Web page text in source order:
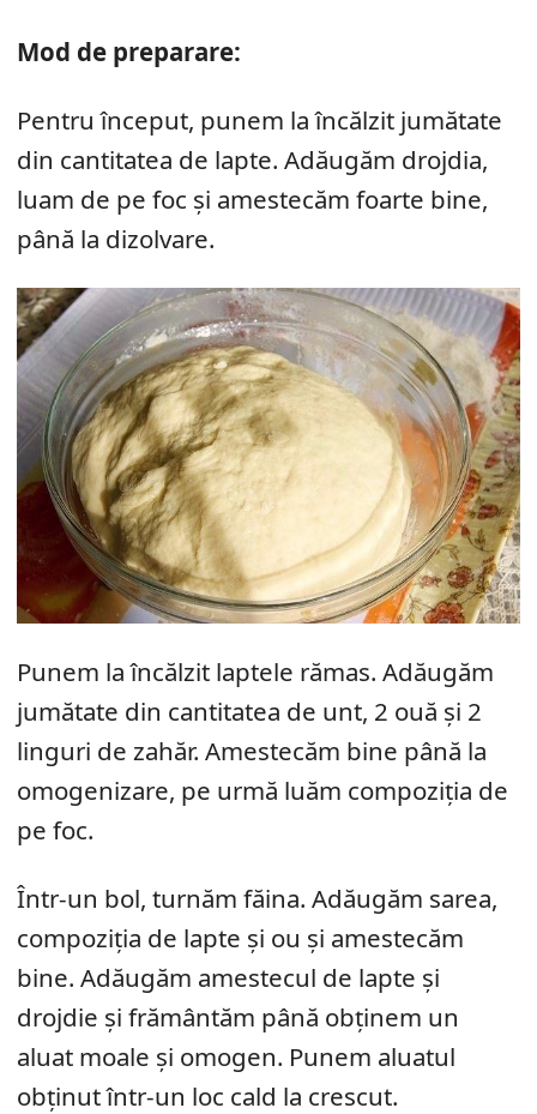
Mod de preparare:
Pentru început, punem la încălzit jumătate
din cantitatea de lapte. Adăugăm drojdia,
luam de pe foc și amestecăm foarte bine,
până la dizolvare.
Punem la încălzit laptele rămas. Adăugăm
jumătate din cantitatea de unt, 2 ouă și 2
linguri de zahăr. Amestecăm bine până la
omogenizare, pe urmă luăm compoziția de
pe foc.
Într-un bol, turnăm făina. Adăugăm sarea,
compoziția de lapte și ou și amestecăm
bine. Adăugăm amestecul de lapte și
drojdie și frământăm până obținem un
aluat moale și omogen. Punem aluatul
obținut într-un loc cald la crescut.